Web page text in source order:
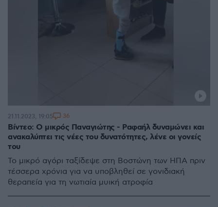
Βίντεο: Ο μικρός Παναγιώτης - Ραφαήλ δυναμώνει και
ανακαλύπτει τις νέες του δυνατότητες, λένε οι γονείς
του
Το μικρό αγόρι ταξίδεψε στη Βοστώνη των ΗΠΑ πριν
τέσσερα χρόνια για να υποβληθεί σε γονιδιακή
θεραπεία για τη νωτιαία μυική ατροφία
21.11.2023, 19:05 36